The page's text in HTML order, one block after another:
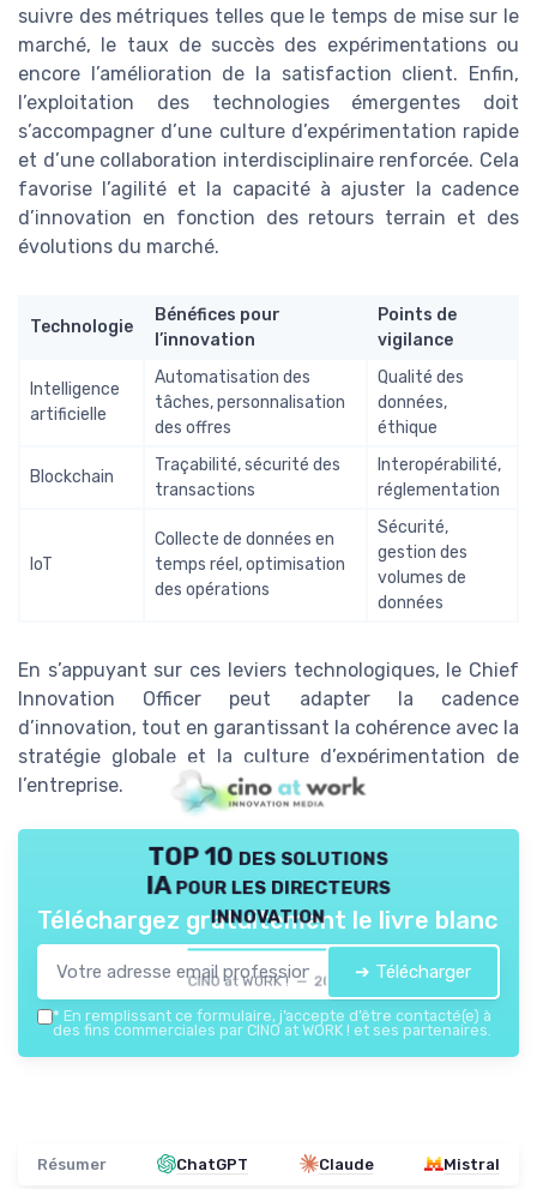
suivre des métriques telles que le temps de mise sur le
marché, le taux de succès des expérimentations ou
encore l’amélioration de la satisfaction client. Enfin,
l’exploitation des technologies émergentes doit
s’accompagner d’une culture d’expérimentation rapide
et d’une collaboration interdisciplinaire renforcée. Cela
favorise l’agilité et la capacité à ajuster la cadence
d’innovation en fonction des retours terrain et des
évolutions du marché.
Technologie
Bénéfices pour
l’innovation
Points de
vigilance
Intelligence
artificielle
Automatisation des
tâches, personnalisation
des offres
Qualité des
données,
éthique
Blockchain
Traçabilité, sécurité des
transactions
Interopérabilité,
réglementation
IoT
Collecte de données en
temps réel, optimisation
des opérations
Sécurité,
gestion des
volumes de
données
En s’appuyant sur ces leviers technologiques, le Chief
Innovation Officer peut adapter la cadence
d’innovation, tout en garantissant la cohérence avec la
stratégie globale et la culture d’expérimentation de
l’entreprise.
TOP 10 des solutions
IA pour les directeurs
innovation
CINO at WORK ! — 2026
Téléchargez gratuitement le livre blanc
➔ Télécharger
* En remplissant ce formulaire, j’accepte d’être contacté(e) à
des fins commerciales par CINO at WORK ! et ses partenaires.
Résumer ChatGPT Claude Mistral